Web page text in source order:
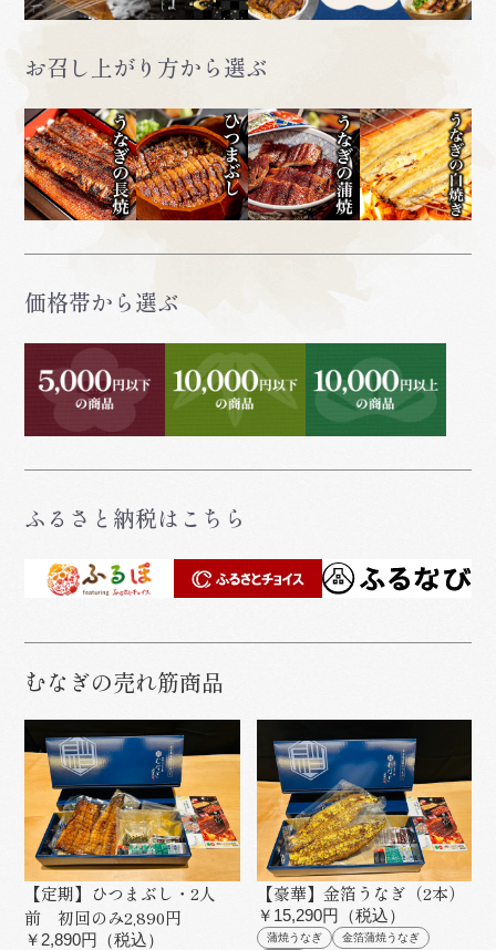
お召し上がり方から選ぶ
価格帯から選ぶ
ふるさと納税はこちら
むなぎの売れ筋商品
【定期】ひつまぶし・2人
前 初回のみ2,890円
￥2,890円（税込）
【豪華】金箔うなぎ（2本）
￥15,290円（税込）
蒲焼うなぎ
金箔蒲焼うなぎ